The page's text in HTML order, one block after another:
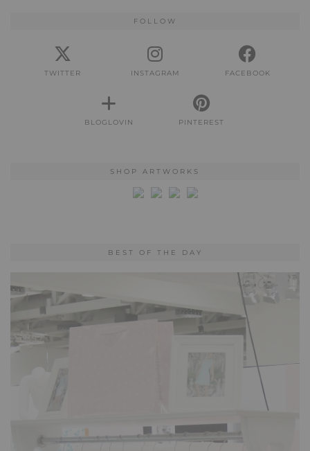
FOLLOW
TWITTER INSTAGRAM FACEBOOK
BLOGLOVIN PINTEREST
SHOP ARTWORKS
BEST OF THE DAY